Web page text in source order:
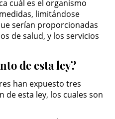
Oficial de Policía
Blanco
cuál es el organismo
limitándose
serían proporcionadas
de salud, y los servicios
de esta ley?
han expuesto tres
de esta ley, los cuales son